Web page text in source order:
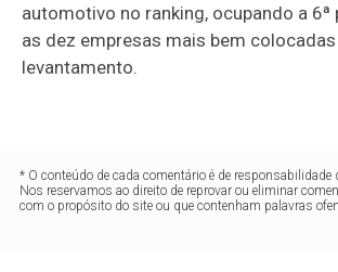
automotivo no ranking, ocupando a
as dez empresas mais bem
levantamento.
* O conteúdo de cada comentário é de responsabilidade
Nos reservamos ao direito de reprovar ou eliminar
com o propósito do site ou que contenham palavras